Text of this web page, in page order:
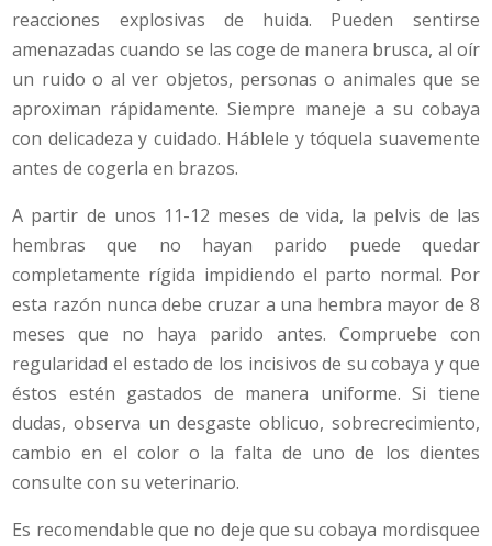
reacciones explosivas de huida. Pueden sentirse
amenazadas cuando se las coge de manera brusca, al oír
un ruido o al ver objetos, personas o animales que se
aproximan rápidamente. Siempre maneje a su cobaya
con delicadeza y cuidado. Háblele y tóquela suavemente
antes de cogerla en brazos.
A partir de unos 11-12 meses de vida, la pelvis de las
hembras que no hayan parido puede quedar
completamente rígida impidiendo el parto normal. Por
esta razón nunca debe cruzar a una hembra mayor de 8
meses que no haya parido antes. Compruebe con
regularidad el estado de los incisivos de su cobaya y que
éstos estén gastados de manera uniforme. Si tiene
dudas, observa un desgaste oblicuo, sobrecrecimiento,
cambio en el color o la falta de uno de los dientes
consulte con su veterinario.
Es recomendable que no deje que su cobaya mordisquee